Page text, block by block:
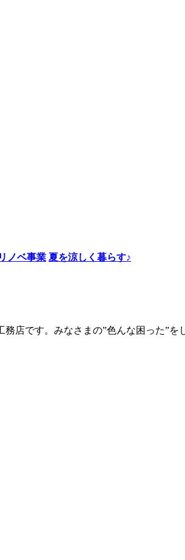
夏を涼しく暮らす♪
店です。みなさまの”色んな困った”